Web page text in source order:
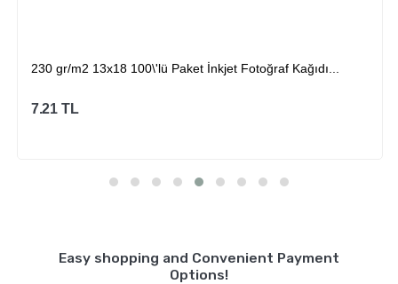
230 gr/m2 13x18 100\'lü Paket İnkjet Fotoğraf Kağıdı...
7.21 TL
Easy shopping and Convenient Payment
Options!